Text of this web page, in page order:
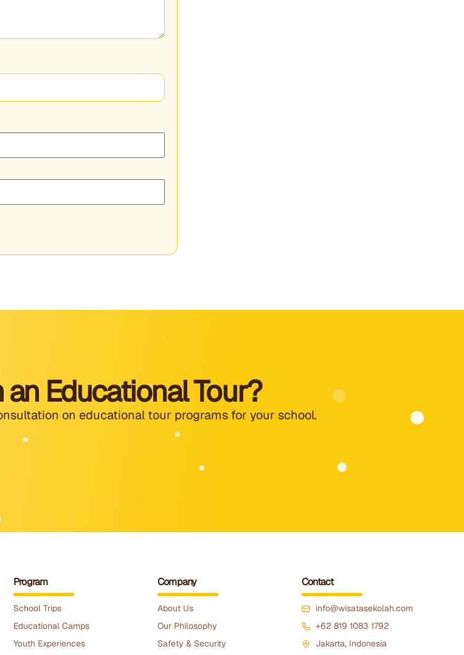
Educational Tour?
on educational tour programs for your school.
Program
School Trips
Educational Camps
Youth Experiences
Company
About Us
Our Philosophy
Safety & Security
Contact
info@wisatasekolah.com
+62 819 1083 1792
Jakarta, Indonesia